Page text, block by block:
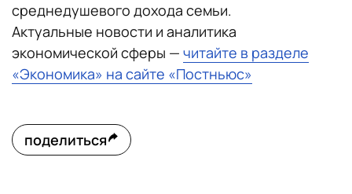
среднедушевого дохода семьи.
Актуальные новости и аналитика
экономической сферы — читайте в разделе
«Экономика» на сайте «Постньюс»
поделиться